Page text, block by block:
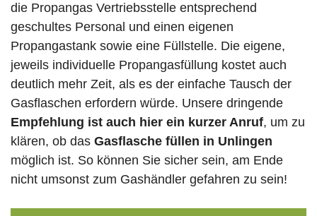
die Propangas Vertriebsstelle entsprechend
geschultes Personal und einen eigenen
Propangastank sowie eine Füllstelle. Die eigene,
jeweils individuelle Propangasfüllung kostet auch
deutlich mehr Zeit, als es der einfache Tausch der
Gasflaschen erfordern würde. Unsere dringende
Empfehlung ist auch hier ein kurzer Anruf, um zu
klären, ob das Gasflasche füllen in Unlingen
möglich ist. So können Sie sicher sein, am Ende
nicht umsonst zum Gashändler gefahren zu sein!